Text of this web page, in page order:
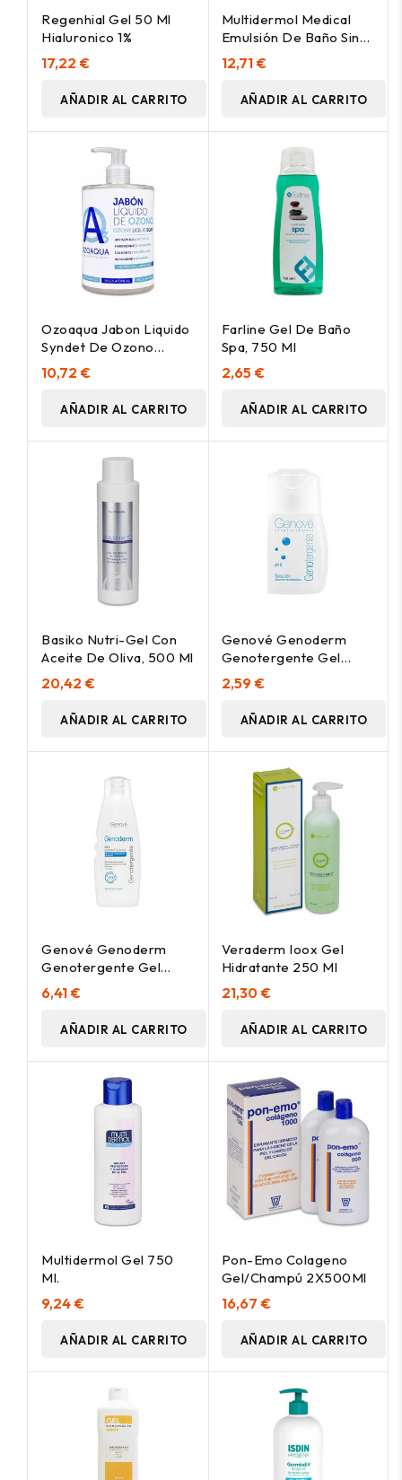
Regenhial Gel 50 Ml
Hialuronico 1%
17,22 €
AÑADIR AL CARRITO
Multidermol Medical
Emulsión De Baño Sin
Jabón Con Urea 750Ml
12,71 €
AÑADIR AL CARRITO
Ozoaqua Jabon Liquido
Syndet De Ozono
500Ml.
10,72 €
AÑADIR AL CARRITO
Farline Gel De Baño
Spa, 750 Ml
2,65 €
AÑADIR AL CARRITO
Basiko Nutri-Gel Con
Aceite De Oliva, 500 Ml
20,42 €
AÑADIR AL CARRITO
Genové Genoderm
Genotergente Gel
Dermatológico, 100 Ml
2,59 €
AÑADIR AL CARRITO
Genové Genoderm
Genotergente Gel
Dermatológico, 750 Ml
6,41 €
AÑADIR AL CARRITO
Veraderm Ioox Gel
Hidratante 250 Ml
21,30 €
AÑADIR AL CARRITO
Multidermol Gel 750
Ml.
9,24 €
AÑADIR AL CARRITO
Pon-Emo Colageno
Gel/Champú 2X500Ml
16,67 €
AÑADIR AL CARRITO